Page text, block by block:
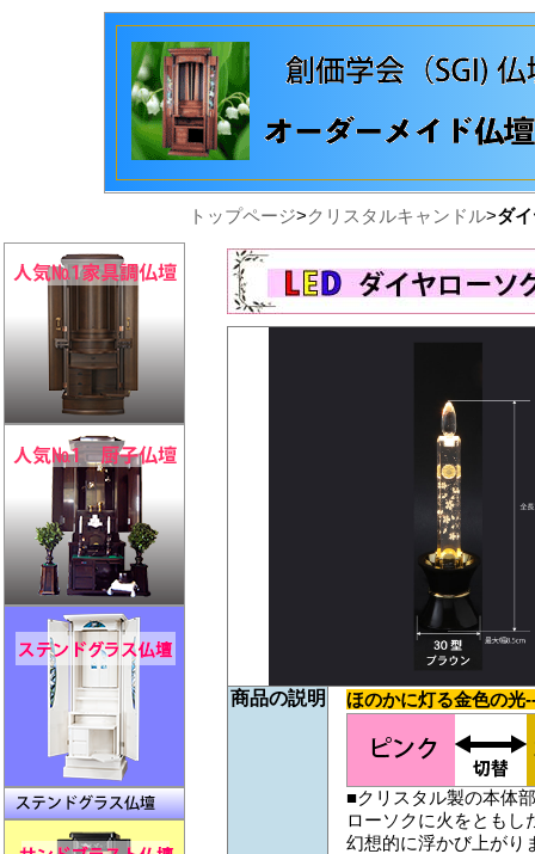
トップページ>クリスタルキャンドル>ダ
商品の説明 ほのかに灯る金色の光
■クリスタル製の本体
ローソクに火をともし
幻想的に浮かび上がり